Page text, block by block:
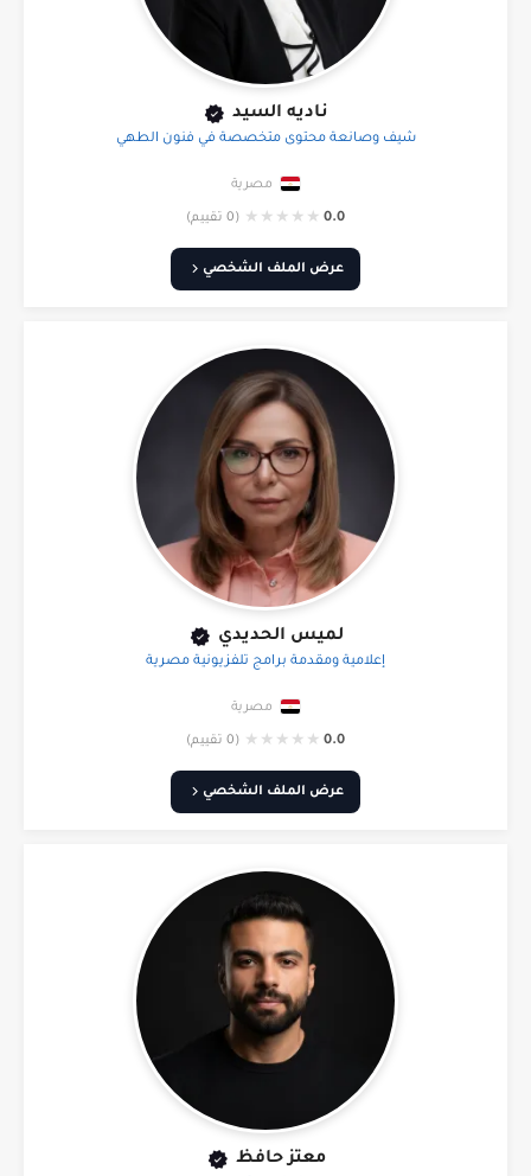
ناديه السيد
شيف وصانعة محتوى متخصصة في فنون الطهي
مصرية
0.0
★
★
★
★
★ (0 تقييم)
عرض الملف الشخصي
لميس الحديدي
إعلامية ومقدمة برامج تلفزيونية مصرية
مصرية
0.0
★
★
★
★
★ (0 تقييم)
عرض الملف الشخصي
معتز حافظ